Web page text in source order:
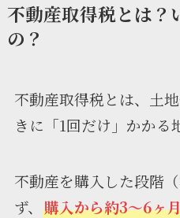
不動産取得税とは？
の？
不動産取得税とは、土
きに「1回だけ」かかる
不動産を購入した段階
ず、 購入から約3〜6ヶ